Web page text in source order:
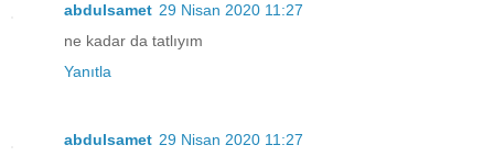
abdulsamet 29 Nisan 2020 11:27
ne kadar da tatlıyım
Yanıtla
abdulsamet 29 Nisan 2020 11:27